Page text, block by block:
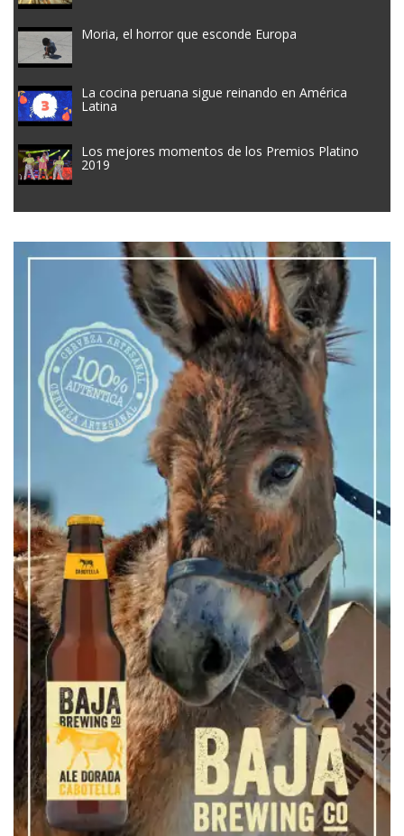
Moria, el horror que esconde Europa
La cocina peruana sigue reinando en América
Latina
Los mejores momentos de los Premios Platino
2019